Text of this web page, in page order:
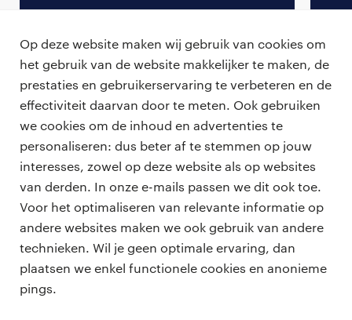
Op deze website maken wij gebruik van cookies om
het gebruik van de website makkelijker te maken, de
prestaties en gebruikerservaring te verbeteren en de
effectiviteit daarvan door te meten. Ook gebruiken
we cookies om de inhoud en advertenties te
personaliseren: dus beter af te stemmen op jouw
interesses, zowel op deze website als op websites
van derden. In onze e-mails passen we dit ook toe.
Voor het optimaliseren van relevante informatie op
andere websites maken we ook gebruik van andere
technieken. Wil je geen optimale ervaring, dan
plaatsen we enkel functionele cookies en anonieme
pings.
Terug naar vacature overzicht
professionals
vacatures
zzp-opdrachten
careers for expats
voor opdrachtgevers
vacature plaatsen
over ons
werken bij Randstad